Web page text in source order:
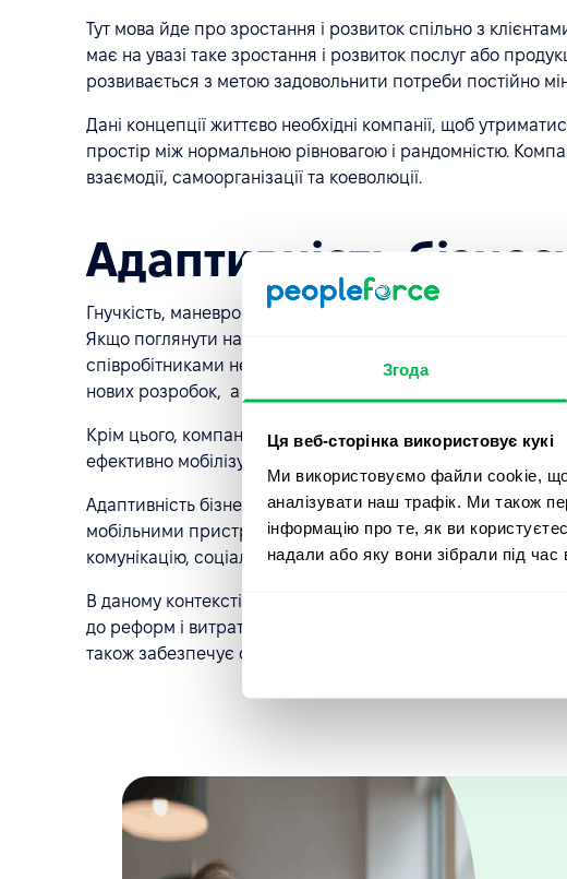
Згода
Ця веб-сторінка використовує кукі
Ми використовуємо файли cookie,
аналізувати наш трафік. Ми також
інформацію про те, як ви
надали або яку вони зібрали під
Тут мова йде про зростання і розвиток спільно з
має на увазі таке зростання і розвиток послуг або
розвивається з метою задовольнити потреби постійно
Дані концепції життєво необхідні компанії, щоб
простір між нормальною рівновагою і рандомністю.
взаємодії, самоорганізації та коеволюції.
Адаптивність
Гнучкість, маневровість бізнесу впливає не тільки на його
Якщо поглянути на адаптивність з точки зору HR, то вона
співробітниками необхідними навичками, знаннями,
нових розробок, а також зуміти зреагувати на зміни.
Крім цього, компанії повинні організувати власну
ефективно мобілізувати людський ресурс під час реформ.
Адаптивність бізнесу можливо підтримувати
мобільними пристроями, «хмарною» обробкою даних,
комунікацію, соціальні мережі й так далі).
В даному контексті, «хмарна»
до реформ і витрат на користувачів. Контроль персоналу
також забезпечує оптимальну безпеку і незалежність